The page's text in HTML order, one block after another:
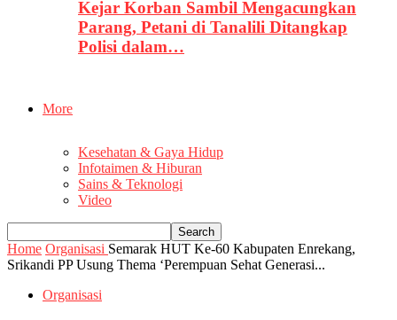
Kejar Korban Sambil Mengacungkan
Parang, Petani di Tanalili Ditangkap
Polisi dalam…
More
Kesehatan & Gaya Hidup
Infotaimen & Hiburan
Sains & Teknologi
Video
Home Organisasi Semarak HUT Ke-60 Kabupaten Enrekang,
Srikandi PP Usung Thema ‘Perempuan Sehat Generasi...
Organisasi